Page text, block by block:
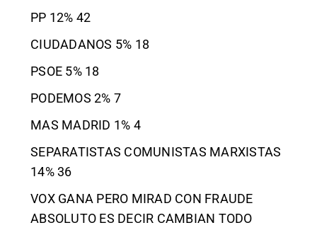
PP 12% 42
CIUDADANOS 5% 18
PSOE 5% 18
PODEMOS 2% 7
MAS MADRID 1% 4
SEPARATISTAS COMUNISTAS MARXISTAS
14% 36
VOX GANA PERO MIRAD CON FRAUDE
ABSOLUTO ES DECIR CAMBIAN TODO